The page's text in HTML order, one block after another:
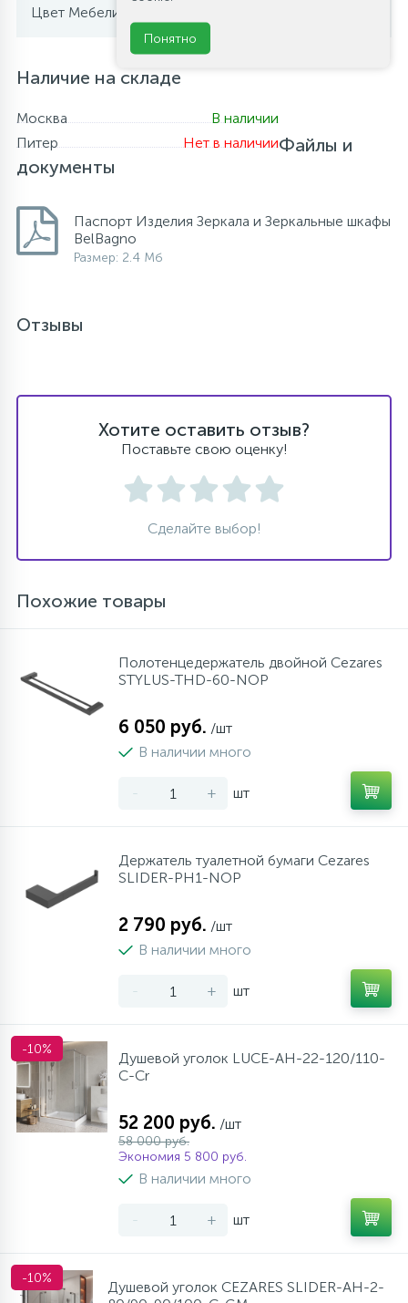
Цвет Мебели
Bianco Opaco (белый
матовый)
Наличие на складе
Москва
В наличии
Питер
Нет в наличииФайлы и
документы
Паспорт Изделия Зеркала и Зеркальные шкафы
BelBagno
Размер: 2.4 Мб
Отзывы
Хотите оставить отзыв?
Поставьте свою оценку!
Сделайте выбор!
Похожие товары
Полотенцедержатель двойной Cezares
STYLUS-THD-60-NOP
6 050 руб. /шт
В наличии много
- + шт
Держатель туалетной бумаги Cezares
SLIDER-PH1-NOP
2 790 руб. /шт
В наличии много
- + шт
-10%
Душевой уголок LUCE-AH-22-120/110-
C-Cr
52 200 руб. /шт
58 000 руб.
Экономия 5 800 руб.
В наличии много
- + шт
-10%
Душевой уголок CEZARES SLIDER-AH-2-
Понятно